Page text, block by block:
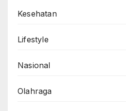
Kesehatan
Lifestyle
Nasional
Olahraga